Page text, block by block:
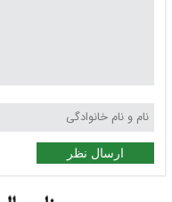
ارسال نظر